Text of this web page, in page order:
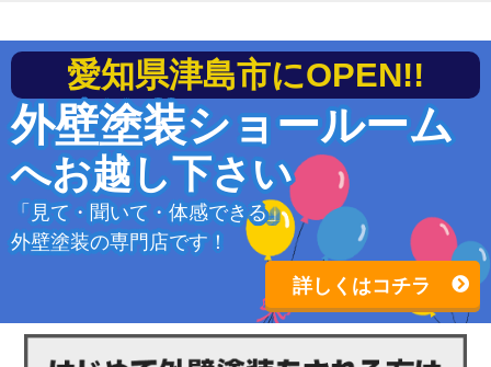
愛知県津島市にOPEN!!
外壁塗装ショールーム
へお越し下さい
「見て・聞いて・体感できる」
外壁塗装の専門店です！
詳しくはコチラ